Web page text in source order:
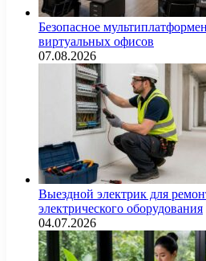
Безопасное
виртуальных офисов
07.08.2026
Выездной электрик для
электрического оборудования
04.07.2026